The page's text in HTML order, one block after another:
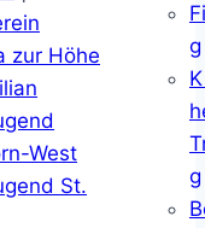
zur Höhe
West
St.
g
g